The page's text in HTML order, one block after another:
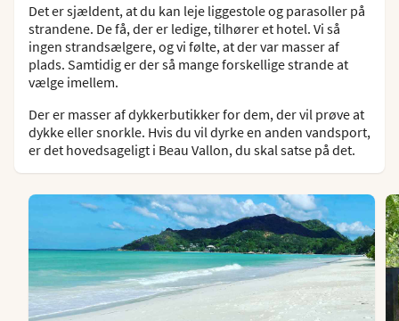
Det er sjældent, at du kan leje liggestole og parasoller på
strandene. De få, der er ledige, tilhører et hotel. Vi så
ingen strandsælgere, og vi følte, at der var masser af
plads. Samtidig er der så mange forskellige strande at
vælge imellem.
Der er masser af dykkerbutikker for dem, der vil prøve at
dykke eller snorkle. Hvis du vil dyrke en anden vandsport,
er det hovedsageligt i Beau Vallon, du skal satse på det.